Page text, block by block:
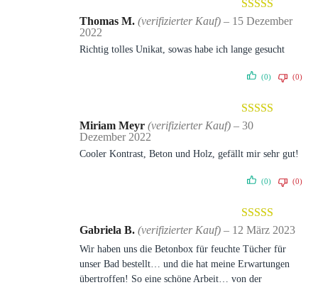
Bewertet mit
Thomas M.(verifizierter Kauf) – 15 Dezember
2022
Richtig tolles Unikat, sowas habe ich lange gesucht
(0) (0)
Bewertet mit
Miriam Meyr(verifizierter Kauf) – 30
Dezember 2022
Cooler Kontrast, Beton und Holz, gefällt mir sehr gut!
(0) (0)
Bewertet mit
5von 5
Gabriela B.(verifizierter Kauf) – 12 März 2023
Wir haben uns die Betonbox für feuchte Tücher für
unser Bad bestellt… und die hat meine Erwartungen
übertroffen! So eine schöne Arbeit… von der